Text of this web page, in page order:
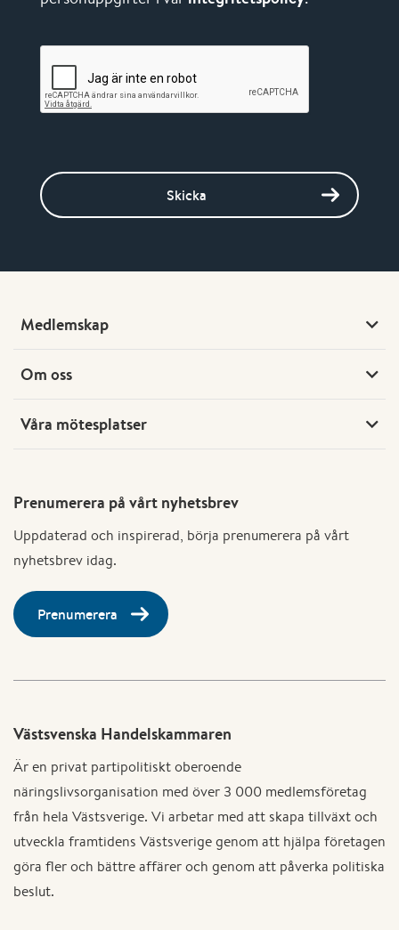
Skicka
Medlemskap
Om oss
Våra mötesplatser
Prenumerera på vårt nyhetsbrev
Uppdaterad och inspirerad, börja prenumerera på vårt
nyhetsbrev idag.
Prenumerera
Västsvenska Handelskammaren
Är en privat partipolitiskt oberoende
näringslivsorganisation med över 3 000 medlemsföretag
från hela Västsverige. Vi arbetar med att skapa tillväxt och
utveckla framtidens Västsverige genom att hjälpa företagen
göra fler och bättre affärer och genom att påverka politiska
beslut.